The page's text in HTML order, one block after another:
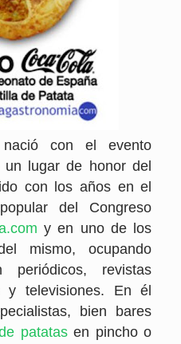
con el evento
un lugar de honor del
con los años en el
del Congreso
y en uno de los
mismo, ocupando
periódicos, revistas
y televisiones. En él
bien bares
patatasen pincho o